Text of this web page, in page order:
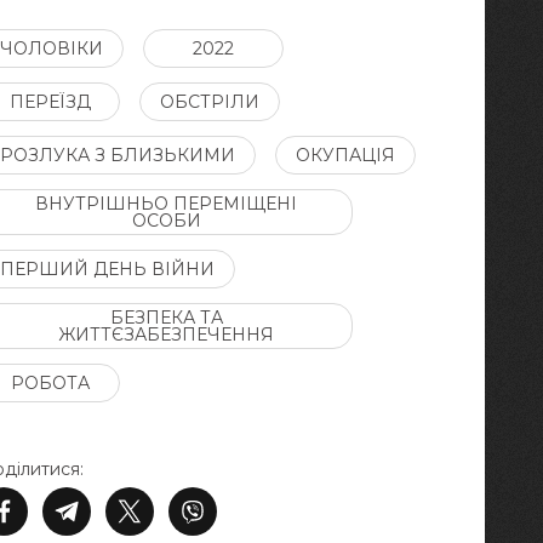
ЧОЛОВІКИ 2022
ПЕРЕЇЗД ОБСТРІЛИ
РОЗЛУКА З БЛИЗЬКИМИ ОКУПАЦІЯ
ВНУТРІШНЬО ПЕРЕМІЩЕНІ
ОСОБИ
ПЕРШИЙ ДЕНЬ ВІЙНИ
БЕЗПЕКА ТА
ЖИТТЄЗАБЕЗПЕЧЕННЯ
РОБОТА